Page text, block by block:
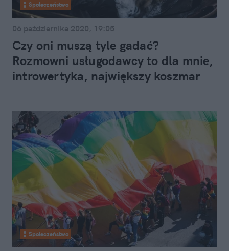
Społeczeństwo
06 października 2020, 19:05
Czy oni muszą tyle gadać?
Rozmowni usługodawcy to dla mnie,
introwertyka, największy koszmar
Społeczeństwo